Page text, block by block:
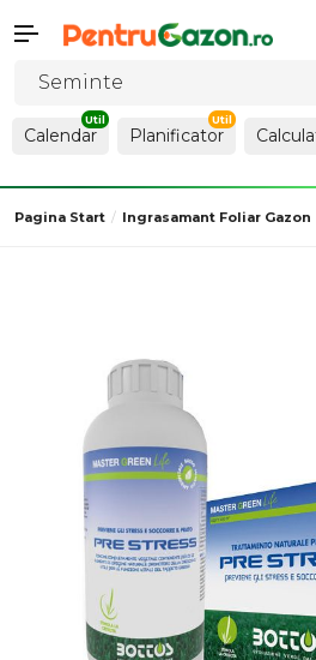
Calendar Planificator
Pagina Start Ingrasamant Foliar Gazon